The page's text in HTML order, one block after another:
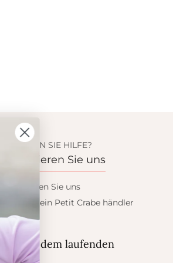
BENÖTIGEN SIE HILFE?
Kontaktieren Sie uns
Kontaktieren Sie uns
Wollen sie ein Petit Crabe händler
Blieb auf dem laufenden